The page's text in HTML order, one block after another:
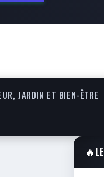
JARDIN ET BIEN-ÊTRE
🔥